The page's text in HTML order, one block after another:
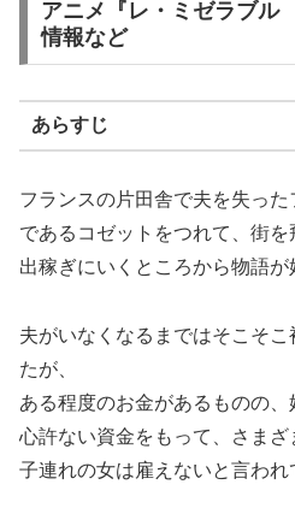
アニメ『レ・ミゼラブ
情報など
あらすじ
フランスの片田舎で夫を失っ
であるコゼットをつれて、街を
出稼ぎにいくところから物語が
夫がいなくなるまではそこそ
たが、
ある程度のお金があるものの
心許ない資金をもって、さまざ
子連れの女は雇えないと言われ